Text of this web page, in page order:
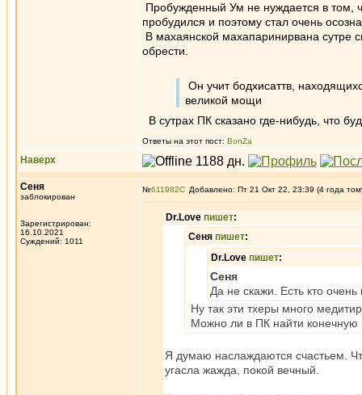
Пробужденный Ум не нуждается в том,
пробудился и поэтому стал очень
В махаянской махапаринирвана сутре
обрести.
Он учит бодхисаттв,
великой мощи
В сутрах ПК сказано где-нибудь, что
Ответы на этот пост: BonZa
Наверх
Сеня
заблокирован
Зарегистрирован:
16.10.2021
Суждений: 1011
№611982 Добавлено: Пт 21 Окт 22, 23:39 (4 года
Dr.Love пишет:
Сеня пишет:
Dr.Love пишет:
Сеня
Да не скажи. Есть кто
Ну так эти тхеры много
Можно ли в ПК найти конечную
Я думаю наслаждаются счастьем.
угасла жажда, покой вечный.